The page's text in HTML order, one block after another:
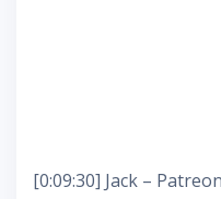
[0:09:30] Jack –